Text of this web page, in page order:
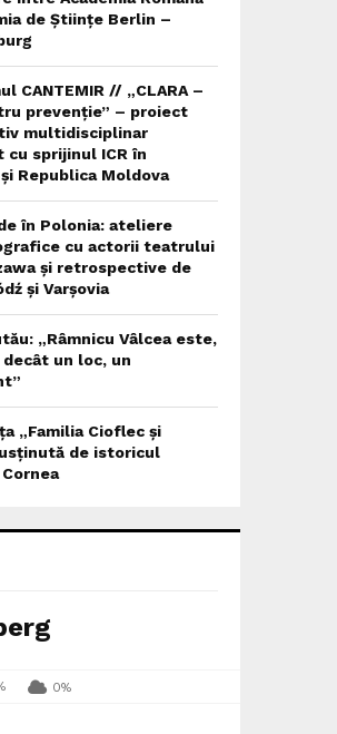
de Științe Berlin –
CANTEMIR // „CLARA –
prevenție” – proiect
multidisciplinar
cu sprijinul ICR în
Republica Moldova
în Polonia: ateliere
cu actorii teatrului
și retrospective de
și Varșovia
„Râmnicu Vâlcea este,
un loc, un
„Familia Cioflec și
de istoricul
0%